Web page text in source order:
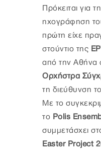
Πρόκειται για
ηχογράφηση
πρώτη είχε
στούντιο της
από την Αθήνα
Ορχήστρα
τη διεύθυνση
Με το
το Polis
συμμετάσχει
Easter Project